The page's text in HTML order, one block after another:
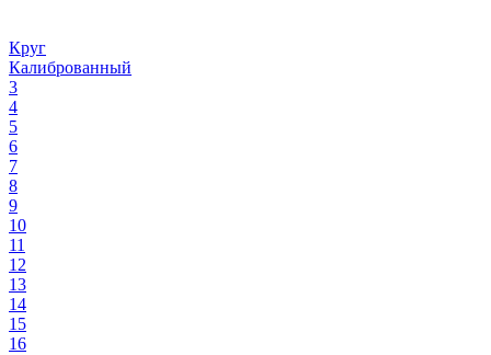
Круг
Калиброванный
3
4
5
6
7
8
9
10
11
12
13
14
15
16